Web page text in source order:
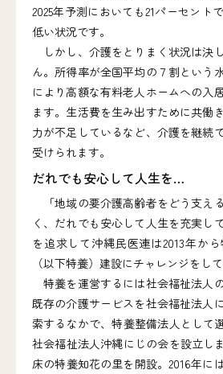
2025年予測においても21パーセント
低い状況です。
しかし、介護をとりまく状況は決
ん。所得率が全国平均の７割という
により高額な有料老人ホームへの入
ます。生活費を生み出すために共働
力が不足しているなど、介護を継続
受けられます。
だれでも安心して人生を…
「地域の要介護高齢者をどう支え
く、だれでも安心して人生を充実し
を追求して沖縄民医連は2013年か
（以下特養）建設にチャレンジをして
特養を運営するには社会福祉法人
既存の介護サービスを社会福祉法人
索するなかで、特養整備法人として
社会福祉法人沖縄にじの会を設立し
床の特養知花の里を開設。2016年に